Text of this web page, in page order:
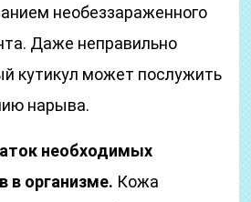
необеззараженного
Даже неправильно
кутикул может послужить
нарыва.
необходимых
в организме. Кожа